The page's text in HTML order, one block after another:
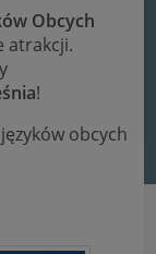
Obcych
atrakcji.
!
obcych